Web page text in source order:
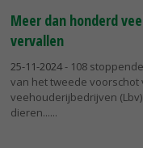
Meer dan honderd
vervallen
25-11-2024- 108
van het tweede voorschot
veehouderijbedrijven
dieren...